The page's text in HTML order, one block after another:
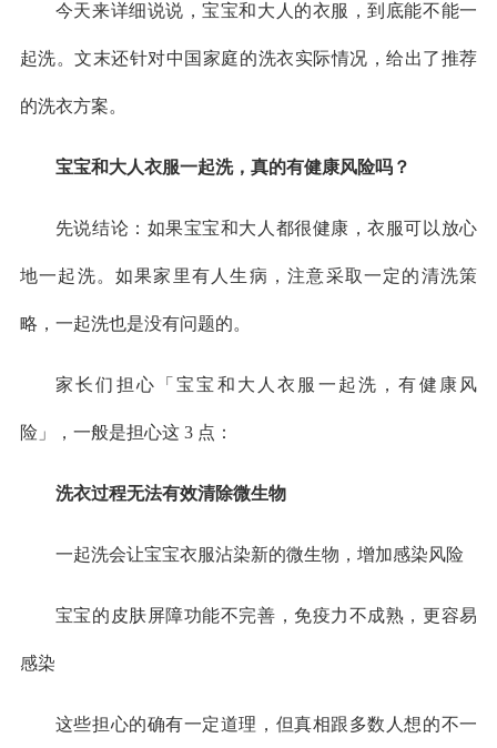
今天来详细说说，宝宝和大人的衣服，到底能不能一
起洗。文末还针对中国家庭的洗衣实际情况，给出了推荐
的洗衣方案。
宝宝和大人衣服一起洗，真的有健康风险吗？
先说结论：如果宝宝和大人都很健康，衣服可以放心
地一起洗。如果家里有人生病，注意采取一定的清洗策
略，一起洗也是没有问题的。
家长们担心「宝宝和大人衣服一起洗，有健康风
险」，一般是担心这 3 点：
洗衣过程无法有效清除微生物
一起洗会让宝宝衣服沾染新的微生物，增加感染风险
宝宝的皮肤屏障功能不完善，免疫力不成熟，更容易
感染
这些担心的确有一定道理，但真相跟多数人想的不一